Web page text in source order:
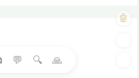
💬 🔍 🙏
🤖